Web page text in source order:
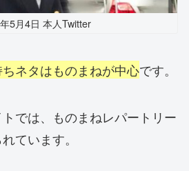
5月4日 本人Twitter
ネタはものまねが中心です。
では、ものまねレパートリー
ています。